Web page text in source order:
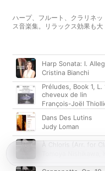
ハープ、フルート、クラリネ
ス音楽集。リラックス効果も大
Song
Harp Sonata: I.
Cristina Bianchi
Préludes, Book 1,
cheveux de lin
François-Joël
Dans Des Lutins
Judy Loman
À Chloris (Arr. for